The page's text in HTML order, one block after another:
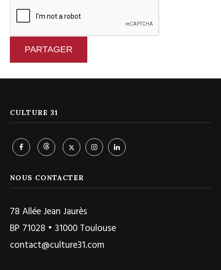
PARTAGER
CULTURE 31
NOUS CONTACTER
78 Allée Jean Jaurès
BP 71028 • 31000 Toulouse
contact@culture31.com